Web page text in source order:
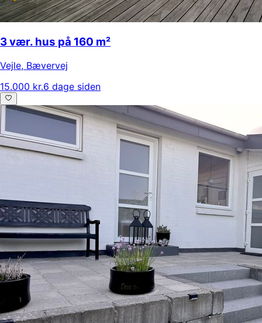
3 vær. hus på 160 m²
Vejle, Bævervej
15.000 kr.6 dage siden